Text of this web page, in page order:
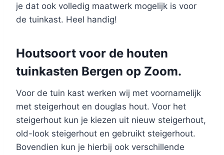
je dat ook volledig maatwerk mogelijk is voor
de tuinkast. Heel handig!
Houtsoort voor de houten
tuinkasten Bergen op Zoom.
Voor de tuin kast werken wij met voornamelijk
met steigerhout en douglas hout. Voor het
steigerhout kun je kiezen uit nieuw steigerhout,
old-look steigerhout en gebruikt steigerhout.
Bovendien kun je hierbij ook verschillende